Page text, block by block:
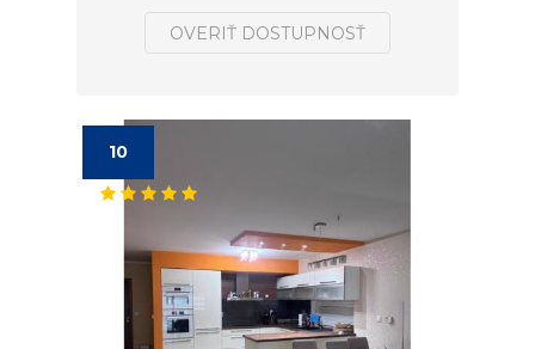
OVERIŤ DOSTUPNOSŤ
10